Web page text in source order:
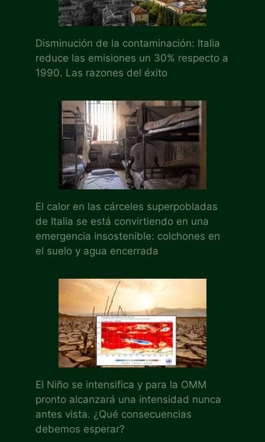
Disminución de la contaminación: Italia
reduce las emisiones un 30% respecto a
1990. Las razones del éxito
El calor en las cárceles superpobladas
de Italia se está convirtiendo en una
emergencia insostenible: colchones en
el suelo y agua encerrada
El Niño se intensifica y para la OMM
pronto alcanzará una intensidad nunca
antes vista. ¿Qué consecuencias
debemos esperar?